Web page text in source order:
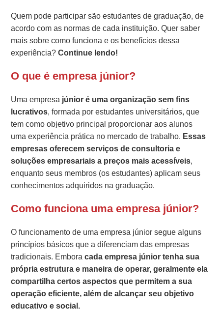
Quem pode participar são estudantes de graduação, de
acordo com as normas de cada instituição. Quer saber
mais sobre como funciona e os benefícios dessa
experiência?Continue lendo!
O que é empresa júnior?
Uma empresa júnior é uma organização sem fins
lucrativos, formada por estudantes universitários, que
tem como objetivo principal proporcionar aos alunos
uma experiência prática no mercado de trabalho. Essas
empresas oferecem serviços de consultoria e
soluções empresariais a preços mais acessíveis,
enquanto seus membros (os estudantes) aplicam seus
conhecimentos adquiridos na graduação.
Como funciona uma empresa júnior?
O funcionamento de uma empresa júnior segue alguns
princípios básicos que a diferenciam das empresas
tradicionais. Emboracada empresa júnior tenha sua
própria estrutura e maneira de operar, geralmente ela
compartilha certos aspectos que permitem a sua
operação eficiente, além de alcançar seu objetivo
educativo e social.